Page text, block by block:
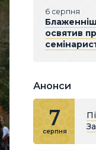
6 серпня
освятив
Анонси
7
серпня